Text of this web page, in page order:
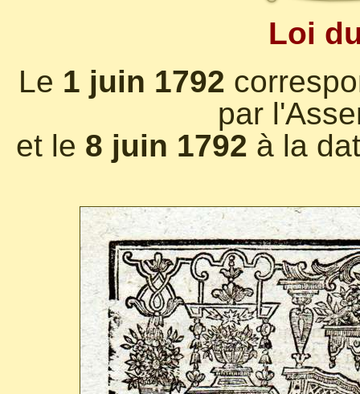
Loi
Le 1 juin 1792
par
et le 8 juin 1792 à la